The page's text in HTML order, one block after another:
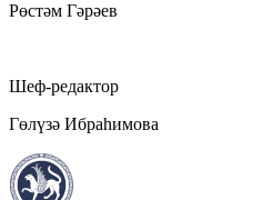
Рөстәм Гәрәев
Шеф-редактор
Гөлүзә Ибраһимова